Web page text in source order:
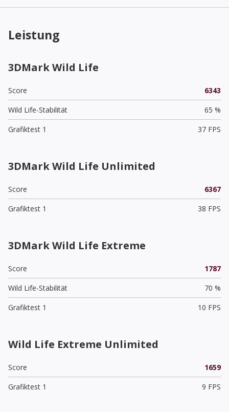
Leistung
3DMark Wild Life
Score
6343
Wild Life-Stabilität
65 %
Grafiktest 1
37 FPS
3DMark Wild Life Unlimited
Score
6367
Grafiktest 1
38 FPS
3DMark Wild Life Extreme
Score
1787
Wild Life-Stabilität
70 %
Grafiktest 1
10 FPS
Wild Life Extreme Unlimited
Score
1659
Grafiktest 1
9 FPS